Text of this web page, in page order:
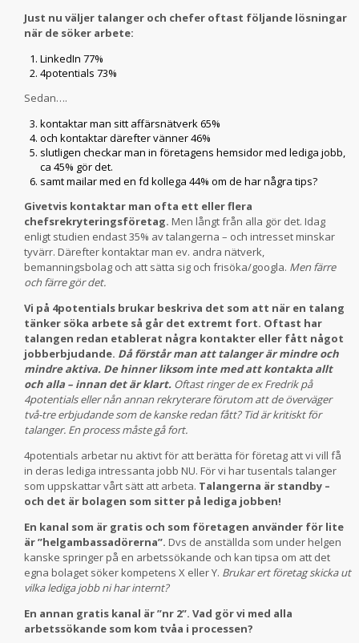
Just nu väljer talanger och chefer oftast följande lösningar
när de söker arbete:
LinkedIn 77%
4potentials 73%
Sedan….
kontaktar man sitt affärsnätverk 65%
och kontaktar därefter vänner 46%
slutligen checkar man in företagens hemsidor med lediga jobb,
ca 45% gör det.
samt mailar med en fd kollega 44% om de har några tips?
Givetvis kontaktar man ofta ett eller flera
chefsrekryteringsföretag. Men långt från alla gör det. Idag
enligt studien endast 35% av talangerna – och intresset minskar
tyvärr. Därefter kontaktar man ev. andra nätverk,
bemanningsbolag och att sätta sig och frisöka/googla. Men färre
och färre gör det.
Vi på 4potentials brukar beskriva det som att när en talang
tänker söka arbete så går det extremt fort. Oftast har
talangen redan etablerat några kontakter eller fått något
jobberbjudande. Då förstår man att talanger är mindre och
mindre aktiva. De hinner liksom inte med att kontakta allt
och alla – innan det är klart. Oftast ringer de ex Fredrik på
4potentials eller nån annan rekryterare förutom att de överväger
två-tre erbjudande som de kanske redan fått? Tid är kritiskt för
talanger. En process måste gå fort.
4potentials arbetar nu aktivt för att berätta för företag att vi vill få
in deras lediga intressanta jobb NU. För vi har tusentals talanger
som uppskattar vårt sätt att arbeta. Talangerna är standby –
och det är bolagen som sitter på lediga jobben!
En kanal som är gratis och som företagen använder för lite
är ”helgambassadörerna”. Dvs de anställda som under helgen
kanske springer på en arbetssökande och kan tipsa om att det
egna bolaget söker kompetens X eller Y. Brukar ert företag skicka ut
vilka lediga jobb ni har internt?
En annan gratis kanal är ”nr 2”. Vad gör vi med alla
arbetssökande som kom tvåa i processen?